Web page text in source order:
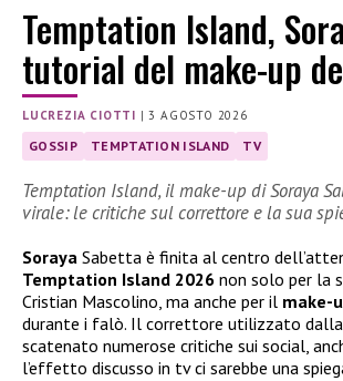
Temptation Island,
tutorial del make-up
LUCREZIA CIOTTI |3 AGOSTO 2026
GOSSIP TEMPTATION ISLAND TV
Temptation Island, il make-up di Soraya
virale: le critiche sul correttore e la sua
Soraya Sabetta è finita al centro
Temptation Island 2026 non solo per la
Cristian Mascolino, ma anche per il make-
durante i falò. Il correttore utilizzato
scatenato numerose critiche sui social,
l’effetto discusso in tv ci sarebbe una